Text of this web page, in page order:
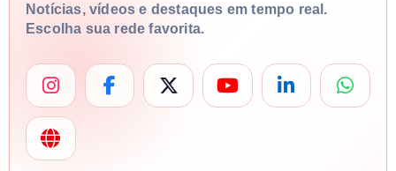
Notícias, vídeos e destaques em tempo real.
Escolha sua rede favorita.